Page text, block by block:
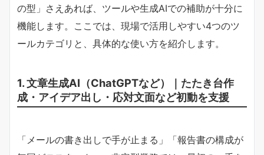
の型」さえあれば、ツールや生成AIでの補助が十分に
機能します。ここでは、現場で活用しやすい4つのツ
ールカテゴリと、具体的な使い方を紹介します。
1. 文章生成AI（ChatGPTなど）｜たたき台作
成・アイデア出し・応対文面など初動を支援
「メールの書き出しで手が止まる」「報告書の構成が